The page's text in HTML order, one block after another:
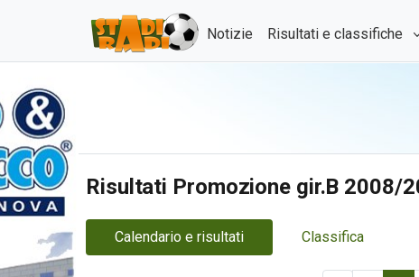
Notizie Risultati e classifiche
Risultati Promozione gir.B 2008/
Calendario e risultati Classifica